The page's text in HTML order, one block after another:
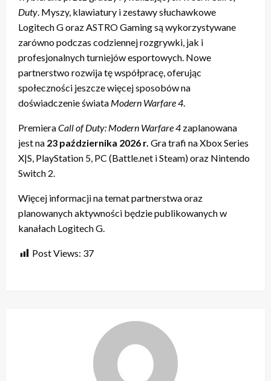
Duty. Myszy, klawiatury i zestawy słuchawkowe
Logitech G oraz ASTRO Gaming są wykorzystywane
zarówno podczas codziennej rozgrywki, jak i
profesjonalnych turniejów esportowych. Nowe
partnerstwo rozwija tę współpracę, oferując
społeczności jeszcze więcej sposobów na
doświadczenie świata Modern Warfare 4.
PremieraCall of Duty: Modern Warfare 4 zaplanowana
jest na 23 października 2026 r. Gra trafi na Xbox Series
X|S, PlayStation 5, PC (Battle.net i Steam) oraz Nintendo
Switch 2.
Więcej informacji na temat partnerstwa oraz
planowanych aktywności będzie publikowanych w
kanałach Logitech G.
Post Views: 37